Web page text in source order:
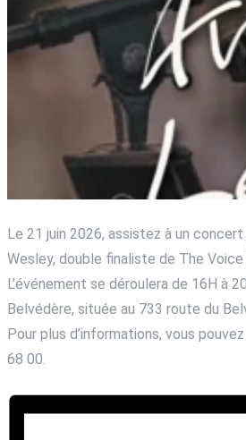
Le 21 juin 2026, assistez à un
Wesley, double finaliste de The
L’événement se déroulera de 16H à
Belvédère, située au 733 route du
Pour plus d’informations, vous
68 00.